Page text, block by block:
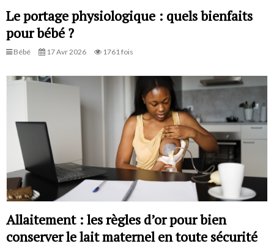
Le portage physiologique : quels bienfaits
pour bébé ?
Bébé 17 Avr 2026 1761 fois
Allaitement : les règles d’or pour bien
conserver le lait maternel en toute sécurité